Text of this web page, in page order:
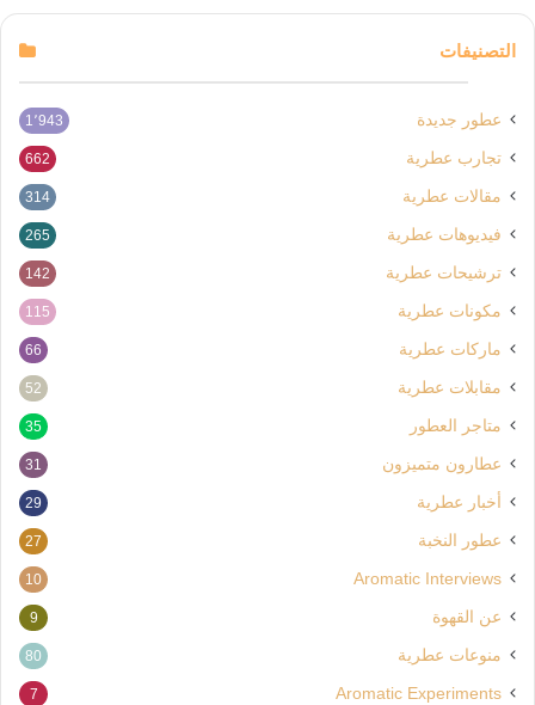
التصنيفات
عطور جديدة 1٬943
تجارب عطرية 662
مقالات عطرية 314
فيديوهات عطرية 265
ترشيحات عطرية 142
مكونات عطرية 115
ماركات عطرية 66
مقابلات عطرية 52
متاجر العطور 35
عطارون متميزون 31
أخبار عطرية 29
عطور النخبة 27
Aromatic Interviews
10
عن القهوة 9
منوعات عطرية 80
Aromatic Experiments
7